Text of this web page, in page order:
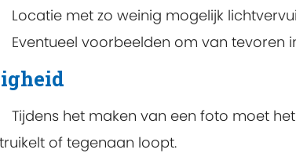
Locatie met zo weinig mogelijk
Eventueel voorbeelden om van tevoren
Tijdens het maken van een foto moet
of tegenaan loopt.